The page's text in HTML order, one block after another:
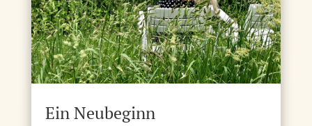
Ein Neubeginn